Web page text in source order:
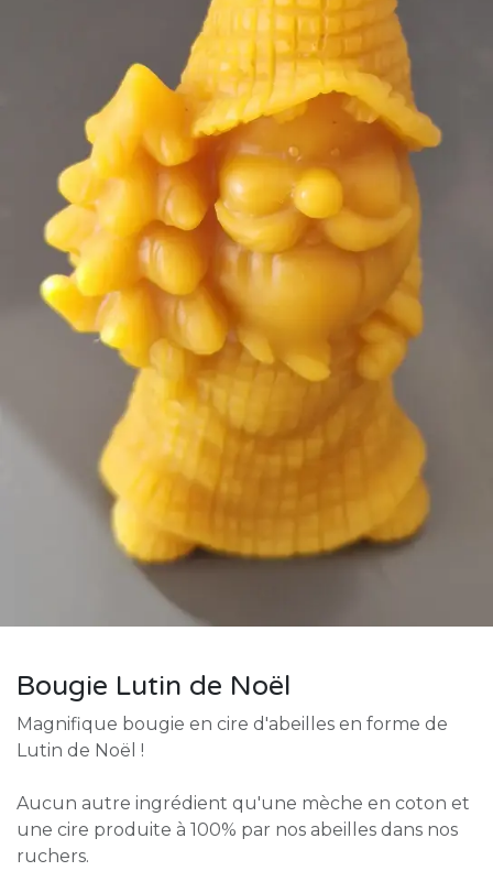
Bougie Lutin de Noël
Magnifique bougie en cire d'abeilles en forme de
Lutin de Noël !
Aucun autre ingrédient qu'une mèche en coton et
une cire produite à 100% par nos abeilles dans nos
ruchers.